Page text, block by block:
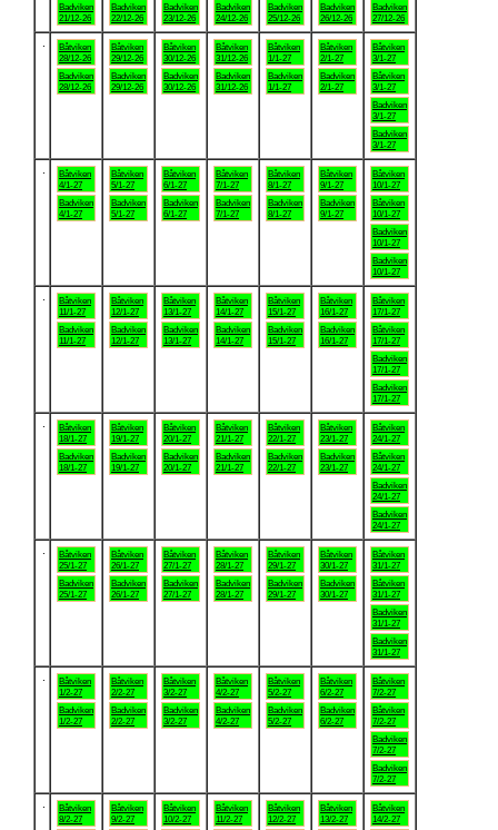
Badviken
21/12-26
Badviken
22/12-26
Badviken
23/12-26
Badviken
24/12-26
Badviken
25/12-26
Badviken
26/12-26
Badviken
27/12-26
Båtviken
28/12-26
Badviken
28/12-26
Båtviken
29/12-26
Badviken
29/12-26
Båtviken
30/12-26
Badviken
30/12-26
Båtviken
31/12-26
Badviken
31/12-26
Båtviken
1/1-27
Badviken
1/1-27
Båtviken
2/1-27
Badviken
2/1-27
Båtviken
3/1-27
Båtviken
3/1-27
Badviken
3/1-27
Badviken
3/1-27
Båtviken
4/1-27
Badviken
4/1-27
Båtviken
5/1-27
Badviken
5/1-27
Båtviken
6/1-27
Badviken
6/1-27
Båtviken
7/1-27
Badviken
7/1-27
Båtviken
8/1-27
Badviken
8/1-27
Båtviken
9/1-27
Badviken
9/1-27
Båtviken
10/1-27
Båtviken
10/1-27
Badviken
10/1-27
Badviken
10/1-27
Båtviken
11/1-27
Badviken
11/1-27
Båtviken
12/1-27
Badviken
12/1-27
Båtviken
13/1-27
Badviken
13/1-27
Båtviken
14/1-27
Badviken
14/1-27
Båtviken
15/1-27
Badviken
15/1-27
Båtviken
16/1-27
Badviken
16/1-27
Båtviken
17/1-27
Båtviken
17/1-27
Badviken
17/1-27
Badviken
17/1-27
Båtviken
18/1-27
Badviken
18/1-27
Båtviken
19/1-27
Badviken
19/1-27
Båtviken
20/1-27
Badviken
20/1-27
Båtviken
21/1-27
Badviken
21/1-27
Båtviken
22/1-27
Badviken
22/1-27
Båtviken
23/1-27
Badviken
23/1-27
Båtviken
24/1-27
Båtviken
24/1-27
Badviken
24/1-27
Badviken
24/1-27
Båtviken
25/1-27
Badviken
25/1-27
Båtviken
26/1-27
Badviken
26/1-27
Båtviken
27/1-27
Badviken
27/1-27
Båtviken
28/1-27
Badviken
28/1-27
Båtviken
29/1-27
Badviken
29/1-27
Båtviken
30/1-27
Badviken
30/1-27
Båtviken
31/1-27
Båtviken
31/1-27
Badviken
31/1-27
Badviken
31/1-27
Båtviken
1/2-27
Badviken
1/2-27
Båtviken
2/2-27
Badviken
2/2-27
Båtviken
3/2-27
Badviken
3/2-27
Båtviken
4/2-27
Badviken
4/2-27
Båtviken
5/2-27
Badviken
5/2-27
Båtviken
6/2-27
Badviken
6/2-27
Båtviken
7/2-27
Båtviken
7/2-27
Badviken
7/2-27
Badviken
7/2-27
Båtviken
8/2-27
Båtviken
9/2-27
Båtviken
10/2-27
Båtviken
11/2-27
Båtviken
12/2-27
Båtviken
13/2-27
Båtviken
14/2-27